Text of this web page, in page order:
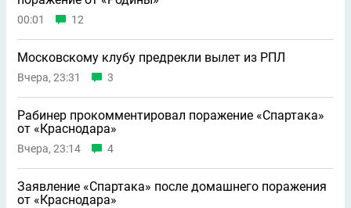
00:01 12
Московскому клубу предрекли вылет из РПЛ
Вчера, 23:31 3
Рабинер прокомментировал поражение «Спартака»
от «Краснодара»
Вчера, 23:14 4
Заявление «Спартака» после домашнего поражения
от «Краснодара»